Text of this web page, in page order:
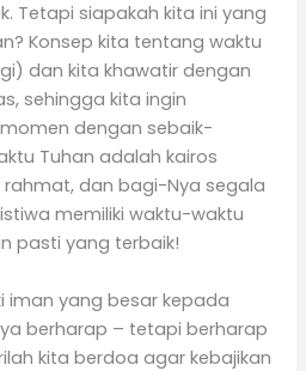
Tetapi siapakah kita ini yang
Konsep kita tentang waktu
dan kita khawatir dengan
sehingga kita ingin
dengan sebaik-
Tuhan adalah kairos
dan bagi-Nya segala
memiliki waktu-waktu
pasti yang terbaik!
iman yang besar kepada
berharap – tetapi berharap
kita berdoa agar kebajikan